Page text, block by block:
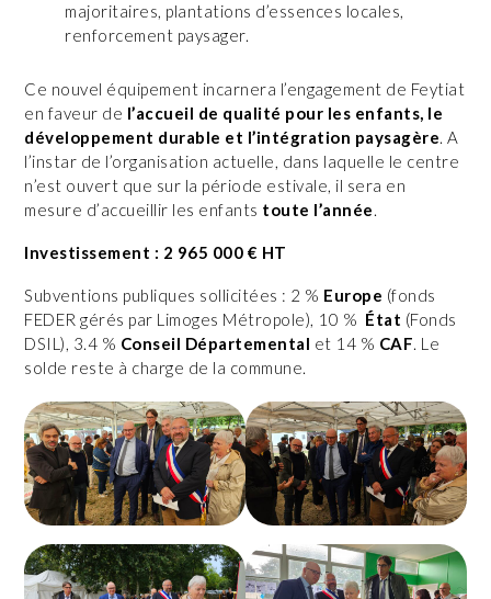
majoritaires, plantations d’essences locales,
renforcement paysager.
Ce nouvel équipement incarnera l’engagement de Feytiat
en faveur de l’accueil de qualité pour les enfants, le
développement durable et l’intégration paysagère. A
l’instar de l’organisation actuelle, dans laquelle le centre
n’est ouvert que sur la période estivale, il sera en
mesure d’accueillir les enfants toute l’année.
Investissement : 2 965 000 € HT
Subventions publiques sollicitées : 2 % Europe (fonds
FEDER gérés par Limoges Métropole), 10 % État (Fonds
DSIL), 3.4 % Conseil Départemental et 14 % CAF. Le
solde reste à charge de la commune.